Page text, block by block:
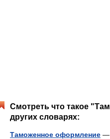
Смотреть что такое
других словарях:
Таможенное оформление —